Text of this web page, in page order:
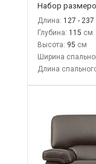
Набор
Длина: 127 - 237
Глубина: 115
Высота: 95
Ширина
Длина